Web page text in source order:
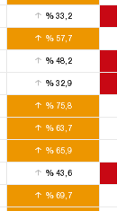
%33,2
%57,7
%48,2
%32,9
%75,8
%63,7
%65,9
%43,6
%69,7